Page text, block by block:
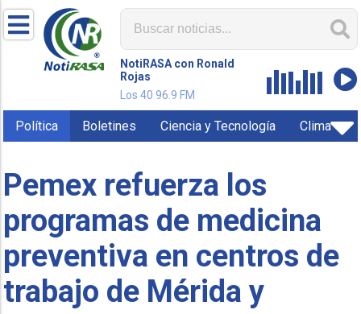
NotiRASA con Ronald
Rojas
Los 40 96.9 FM
Política Boletines Ciencia y Tecnología Clima
Pemex refuerza los
programas de medicina
preventiva en centros de
trabajo de Mérida y